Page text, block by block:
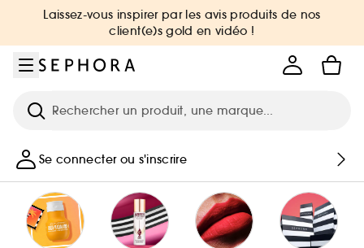
Aller au menu
Aller au contenu principal
Aller au pied de page
Laissez-vous inspirer par les avis produits de nos
client(e)s gold en vidéo !
Recherche
Se connecter ou s'inscrire